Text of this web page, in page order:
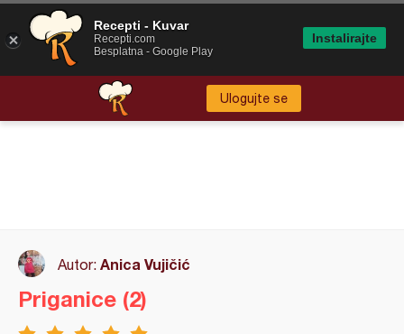
Ulogujte se
Autor: Anica Vujičić
Priganice (2)
Recepti - Kuvar
Recepti.com
Besplatna - Google Play
Instalirajte